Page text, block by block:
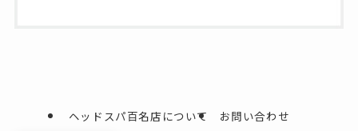
ヘッドスパ百名店について
お問い合わせ